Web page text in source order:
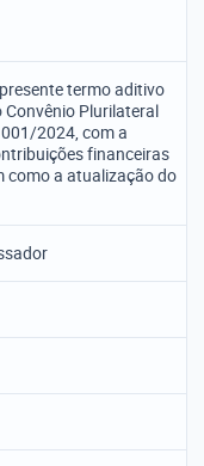
termo aditivo
Plurilateral
2024, com a
financeiras
como a atualização do